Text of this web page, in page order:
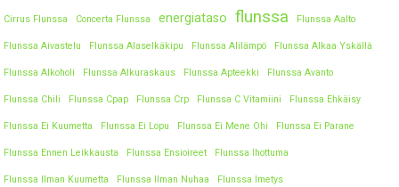
Cirrus Flunssa Concerta Flunssa energiataso flunssa Flunssa Aalto
Flunssa Aivastelu Flunssa Alaselkäkipu Flunssa Alilämpö Flunssa Alkaa Yskällä
Flunssa Alkoholi Flunssa Alkuraskaus Flunssa Apteekki Flunssa Avanto
Flunssa Chili Flunssa Cpap Flunssa Crp Flunssa C Vitamiini Flunssa Ehkäisy
Flunssa Ei Kuumetta Flunssa Ei Lopu Flunssa Ei Mene Ohi Flunssa Ei Parane
Flunssa Ennen Leikkausta Flunssa Ensioireet Flunssa Ihottuma
Flunssa Ilman Kuumetta Flunssa Ilman Nuhaa Flunssa Imetys